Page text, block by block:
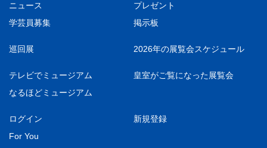
ニュース
プレゼント
学芸員募集
掲示板
巡回展 2026年の展覧会スケジュール
テレビでミュージアム
皇室がご覧になった展覧会
なるほどミュージアム
ログイン
新規登録
For You